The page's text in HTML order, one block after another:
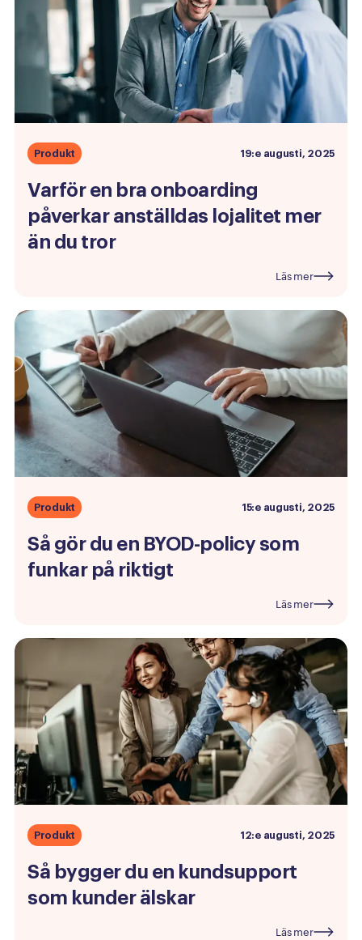
Produkt 19:e augusti, 2025
Varför en bra onboarding
påverkar anställdas lojalitet mer
än du tror
Läs mer
Produkt 15:e augusti, 2025
Så gör du en BYOD-policy som
funkar på riktigt
Läs mer
Produkt 12:e augusti, 2025
Så bygger du en kundsupport
som kunder älskar
Läs mer